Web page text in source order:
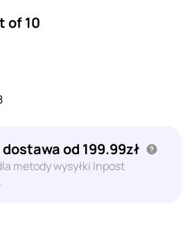
of 10
od 199.99zł
metody wysyłki Inpost